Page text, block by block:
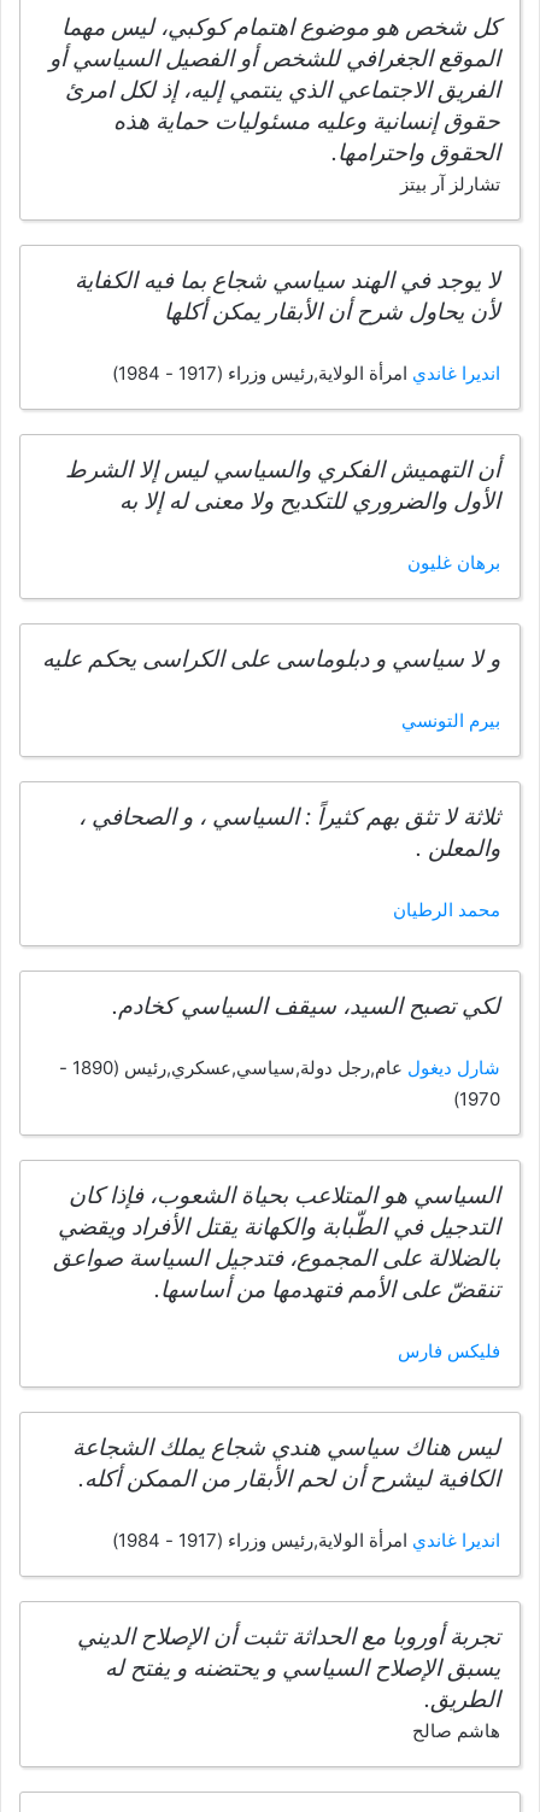
كل شخص هو موضوع اهتمام كوكبي، ليس مهما
الموقع الجغرافي للشخص أو الفصيل السياسي أو
الفريق الاجتماعي الذي ينتمي إليه، إذ لكل امرئ
حقوق إنسانية وعليه مسئوليات حماية هذه
الحقوق واحترامها.
تشارلز آر بيتز
لا يوجد في الهند سياسي شجاع بما فيه الكفاية
لأن يحاول شرح أن الأبقار يمكن أكلها
انديرا غاندي امرأة الولاية,رئيس وزراء (1917 - 1984)
أن التهميش الفكري والسياسي ليس إلا الشرط
الأول والضروري للتكديح ولا معنى له إلا به
برهان غليون
و لا سياسي و دبلوماسى على الكراسى يحكم عليه
بيرم التونسي
ثلاثة لا تثق بهم كثيراً : السياسي ، و الصحافي ،
والمعلن .
محمد الرطيان
لكي تصبح السيد، سيقف السياسي كخادم.
شارل ديغول
عام,رجل دولة,سياسي,عسكري,رئيس (1890 -
1970)
السياسي هو المتلاعب بحياة الشعوب، فإذا كان
التدجيل في الطّبابة والكهانة يقتل الأفراد ويقضي
بالضلالة على المجموع، فتدجيل السياسة صواعق
تنقضّ على الأمم فتهدمها من أساسها.
فليكس فارس
ليس هناك سياسي هندي شجاع يملك الشجاعة
الكافية ليشرح أن لحم الأبقار من الممكن أكله.
انديرا غاندي امرأة الولاية,رئيس وزراء (1917 - 1984)
تجربة أوروبا مع الحداثة تثبت أن الإصلاح الديني
يسبق الإصلاح السياسي و يحتضنه و يفتح له
الطريق.
هاشم صالح